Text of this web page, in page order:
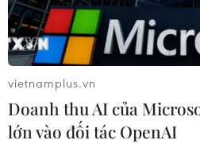
vietnamplus.vn
Doanh thu AI của
lớn vào đối tác OpenAI